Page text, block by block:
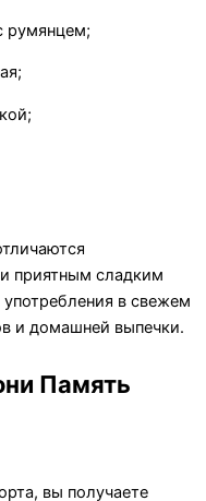
румянцем;
приятным сладким
в свежем
и домашней выпечки.
Память
вы получаете